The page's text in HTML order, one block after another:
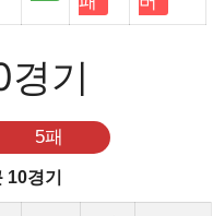
기
5패
경기